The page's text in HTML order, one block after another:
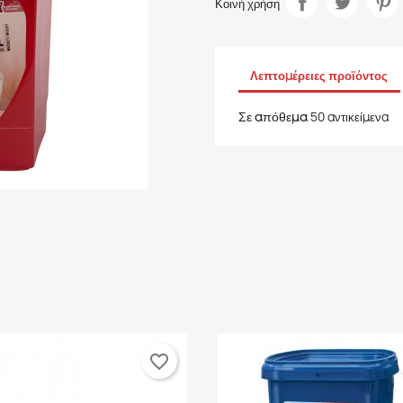
Κοινή χρήση
Λεπτομέρειες προϊόντος
Σε απόθεμα50 αντικείμενα
favorite_border